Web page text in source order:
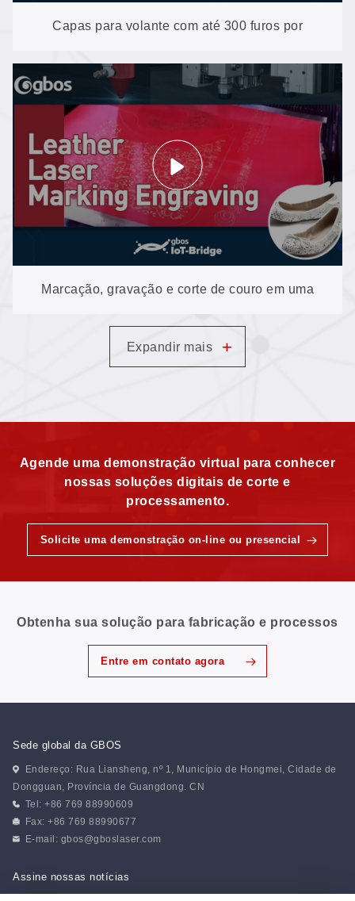
Capas para volante com até 300 furos por
segundo: perfuração de microfibra no XXP4
Marcação, gravação e corte de couro em uma
Expandir mais +
Agende uma demonstração virtual para conhecer
nossas soluções digitais de corte e
processamento.
Solicite uma demonstração on-line ou presencial
Obtenha sua solução para fabricação e processos
Entre em contato agora
Sede global da GBOS
Endereço: Rua Liansheng, nº 1, Município de Hongmei, Cidade de
Dongguan, Província de Guangdong. CN
Tel: +86 769 88990609
Fax: +86 769 88990677
E-mail: gbos@gboslaser.com
Assine nossas notícias